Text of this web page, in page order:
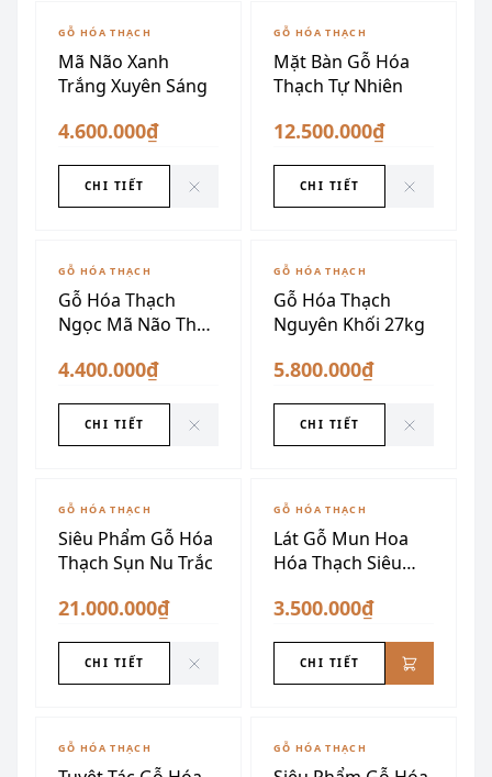
ĐÃ SƯU TẦM
GỖ HÓA THẠCH
Mã Não Xanh
Trắng Xuyên Sáng
4.600.000₫
CHI TIẾT
ĐÃ SƯU TẦM
GỖ HÓA THẠCH
Mặt Bàn Gỗ Hóa
Thạch Tự Nhiên
12.500.000₫
CHI TIẾT
ĐÃ SƯU TẦM
GỖ HÓA THẠCH
Gỗ Hóa Thạch
Ngọc Mã Não Thấu
Quả Xoài)
4.400.000₫
CHI TIẾT
ĐÃ SƯU TẦM
GỖ HÓA THẠCH
Gỗ Hóa Thạch
Nguyên Khối 27kg
5.800.000₫
CHI TIẾT
ĐÃ SƯU TẦM
GỖ HÓA THẠCH
Siêu Phẩm Gỗ Hóa
Thạch Sụn Nu Trắc
21.000.000₫
CHI TIẾT
GỖ HÓA THẠCH
Lát Gỗ Mun Hoa
Hóa Thạch Siêu
3.500.000₫
CHI TIẾT
ĐÃ SƯU TẦM
GỖ HÓA THẠCH GỖ HÓA THẠCH